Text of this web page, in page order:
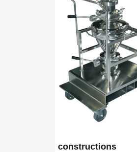
Special constructions